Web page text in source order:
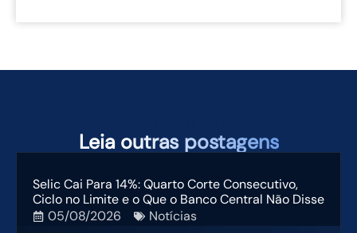
Leia outras postagens
Selic Cai Para 14%: Quarto Corte Consecutivo,
Ciclo no Limite e o Que o Banco Central Não Disse
05/08/2026
Notícias